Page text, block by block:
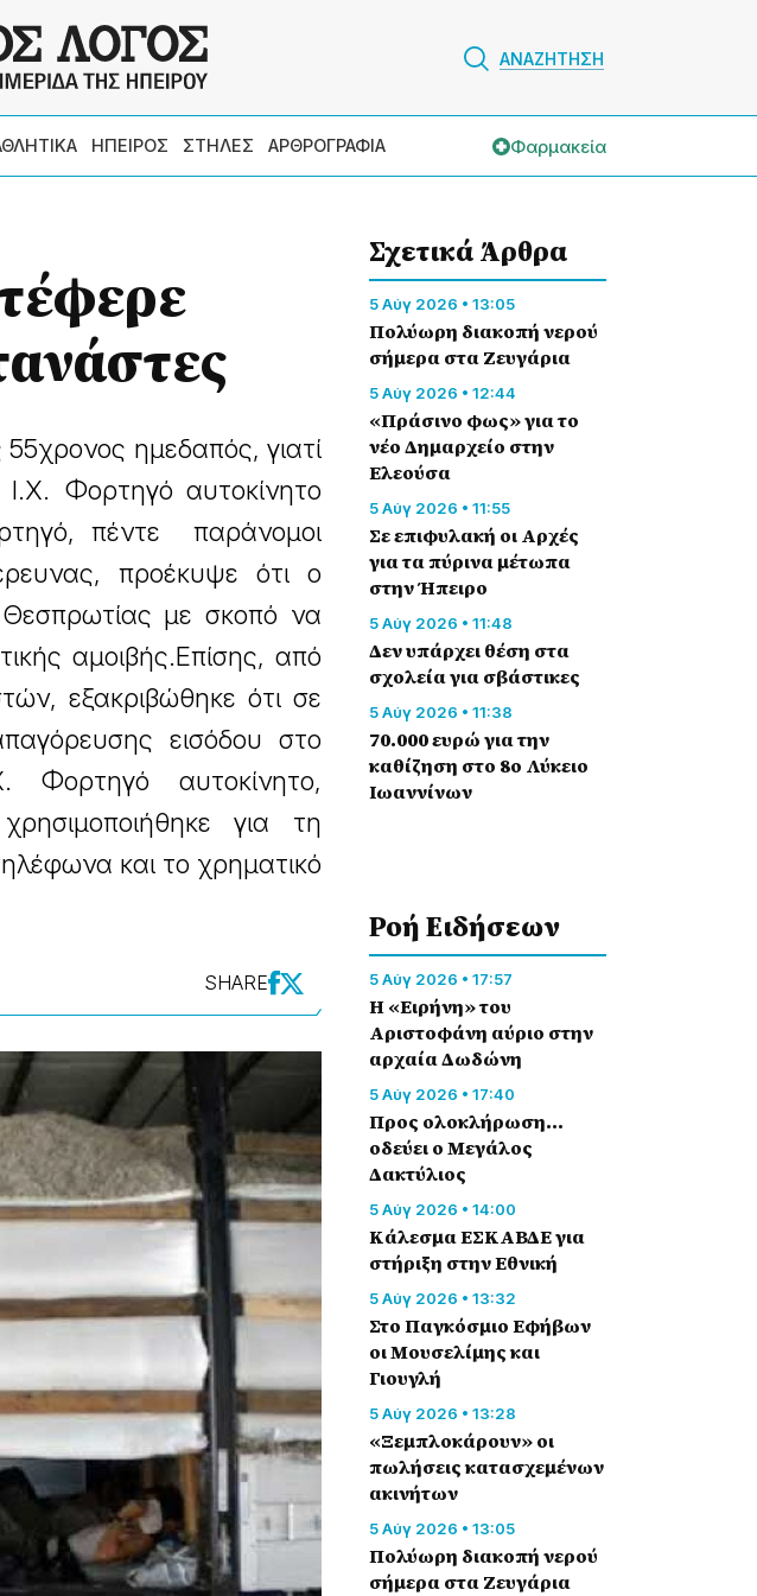
ΑΝΑΖΗΤΗΣΗ
ΗΠΕΙΡΟΣ ΣΤΗΛΕΣ ΑΡΘΡΟΓΡΑΦΙΑ Φαρμακεία
ημεδαπός, γιατί
Φορτηγό αυτοκίνητο
πέντε παράνομοι
προέκυψε ότι ο
με σκοπό να
αμοιβής.Επίσης, από
εξακριβώθηκε ότι σε
εισόδου στο
Φορτηγό αυτοκίνητο,
για τη
και το χρηματικό
SHARE
Σχετικά Άρθρα
5 Αύγ 2026 • 13:05
Πολύωρη διακοπή νερού
σήμερα στα Ζευγάρια
5 Αύγ 2026 • 12:44
«Πράσινο φως» για το
νέο Δημαρχείο στην
Ελεούσα
5 Αύγ 2026 • 11:55
Σε επιφυλακή οι Αρχές
για τα πύρινα μέτωπα
στην Ήπειρο
5 Αύγ 2026 • 11:48
Δεν υπάρχει θέση στα
σχολεία για σβάστικες
5 Αύγ 2026 • 11:38
70.000 ευρώ για την
καθίζηση στο 8ο Λύκειο
Ιωαννίνων
Ροή Eιδήσεων
5 Αύγ 2026 • 17:57
Η «Ειρήνη» του
Αριστοφάνη αύριο στην
αρχαία Δωδώνη
5 Αύγ 2026 • 17:40
Προς ολοκλήρωση…
οδεύει ο Μεγάλος
Δακτύλιος
5 Αύγ 2026 • 14:00
Κάλεσμα ΕΣΚΑΒΔΕ για
στήριξη στην Εθνική
5 Αύγ 2026 • 13:32
Στο Παγκόσμιο Εφήβων
οι Μουσελίμης και
Γιουγλή
5 Αύγ 2026 • 13:28
«Ξεμπλοκάρουν» οι
πωλήσεις κατασχεμένων
ακινήτων
5 Αύγ 2026 • 13:05
Πολύωρη διακοπή νερού
σήμερα στα Ζευγάρια